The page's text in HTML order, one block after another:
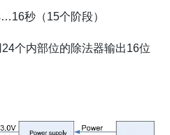
秒（15个阶段）
个内部位的除法器输出16位